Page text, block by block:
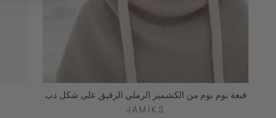
قبعة بوم بوم من الكشمير الرملي الرقيق على شكل دب
JAMIKS